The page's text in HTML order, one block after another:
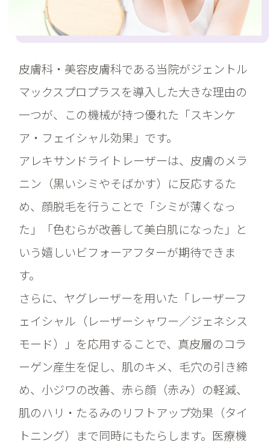
皮膚科・美容皮膚科である当院がジェントル
マックスプロプラスを導入した大きな理由の
一つが、この機械が持つ優れた「スキンケ
ア・フェイシャル効果」です。
アレキサンドライトレーザーは、皮膚のメラ
ニン（黒いシミやそばかす）に反応するた
め、顔脱毛を行うことで「シミが薄くなっ
た」「色むらが改善して美白肌になった」と
いう嬉しいビフォーアフターが期待できま
す。
さらに、ヤグレーザーを用いた「レーザーフ
ェイシャル（レーザーシャワー／ジェネシス
モード）」を応用することで、真皮層のコラ
ーゲン産生を促し、肌のキメ、毛穴の引き締
め、小ジワの改善、赤ら顔（赤み）の軽減、
肌のハリ・たるみのリフトアップ効果（タイ
トニング）まで同時にもたらします。医療機